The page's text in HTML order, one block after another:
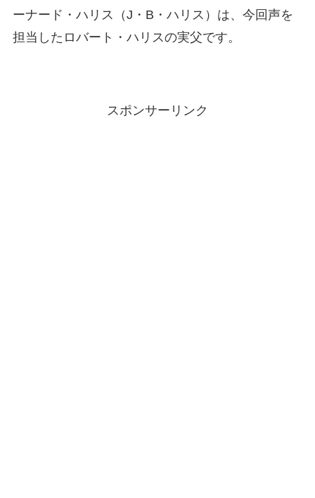
ーナード・ハリス（J・B・ハリス）は、今回声を
担当したロバート・ハリスの実父です。
スポンサーリンク